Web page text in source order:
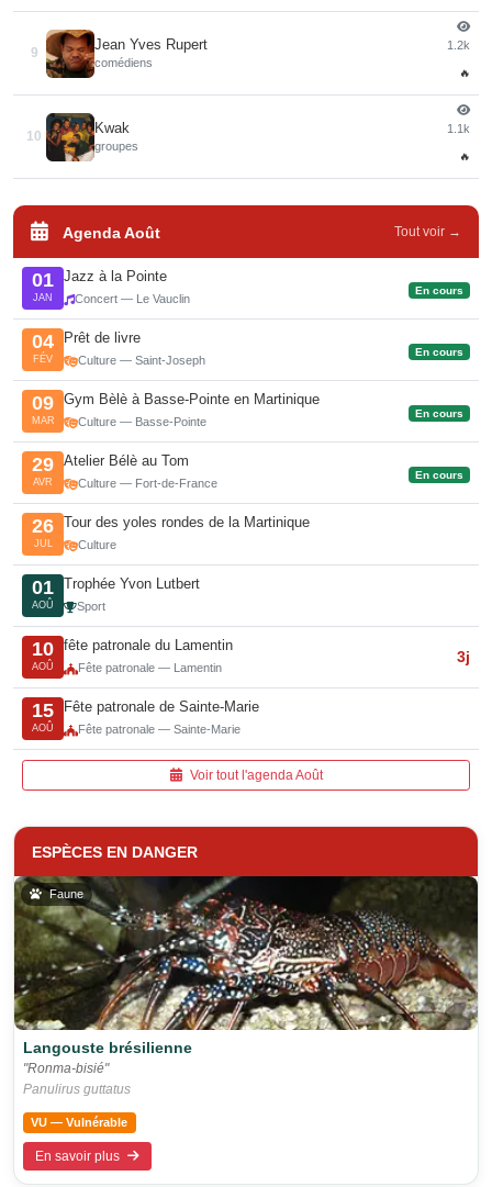
9
Jean Yves Rupert
comédiens
1.2k
🔥
10
Kwak
groupes
1.1k
🔥
Agenda Août Tout voir →
01
JAN
Jazz à la Pointe
Concert — Le Vauclin
En cours
04
FÉV
Prêt de livre
Culture — Saint-Joseph
En cours
09
MAR
Gym Bèlè à Basse-Pointe en Martinique
Culture — Basse-Pointe
En cours
29
AVR
Atelier Bélè au Tom
Culture — Fort-de-France
En cours
26
JUL
Tour des yoles rondes de la Martinique
Culture
01
AOÛ
Trophée Yvon Lutbert
Sport
10
AOÛ
fête patronale du Lamentin
Fête patronale — Lamentin
3j
15
AOÛ
Fête patronale de Sainte-Marie
Fête patronale — Sainte-Marie
Voir tout l'agenda Août
ESPÈCES EN DANGER
Faune
Langouste brésilienne
"Ronma-bisié"
Panulirus guttatus
VU — Vulnérable
En savoir plus